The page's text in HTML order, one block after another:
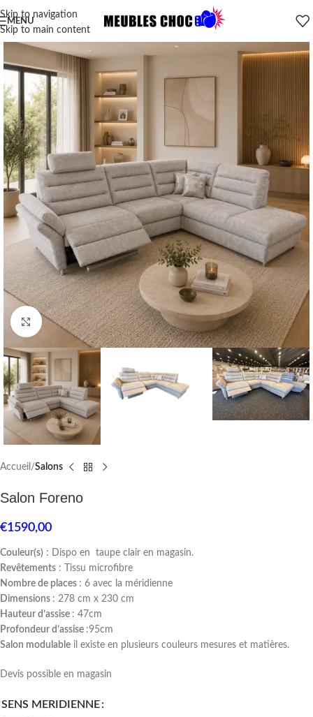
Skip to navigation
Skip to main content
MENU
Click to enlarge
Accueil Salons
Salon Foreno
€1590,00
Couleur(s) : Dispo en taupe clair en magasin.
Revêtements : Tissu microfibre
Nombre de places : 6 avec la méridienne
Dimensions : 278 cm x 230 cm
Hauteur d’assise : 47cm
Profondeur d’assise :95cm
Salon modulable il existe en plusieurs couleurs mesures et matières.
Devis possible en magasin
SENS MERIDIENNE